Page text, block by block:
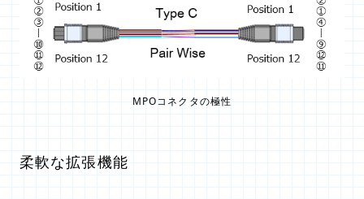
MPOコネクタの極性
柔軟な拡張機能